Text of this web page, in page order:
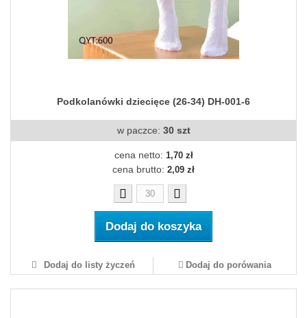
Podkolanówki dziecięce (26-34) DH-001-6
w paczce: 30 szt
cena netto: 1,70 zł
cena brutto: 2,09 zł
Dodaj do koszyka
Dodaj do listy życzeń Dodaj do porówania